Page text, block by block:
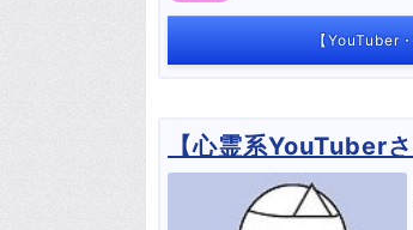
【YouTuber
【心霊系YouTuber